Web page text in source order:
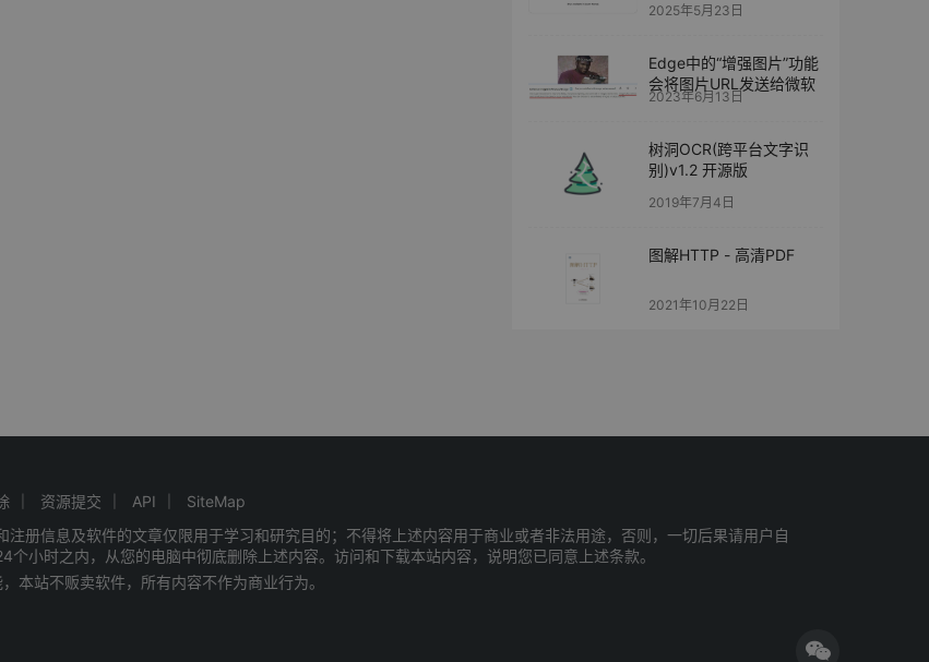
2025年5月23日
Edge中的“增强图片”功能
会将图片URL发送给微软
2023年6月13日
树洞OCR(跨平台文字识
别)v1.2 开源版
2019年7月4日
图解HTTP - 高清PDF
2021年10月22日
资源提交 API
SiteMap
册信息及软件的文章仅限用于学习和研究目的；不得将上述内容用于商业或者非法用途，否则，一切后果请用户自
小时之内，从您的电脑中彻底删除上述内容。访问和下载本站内容，说明您已同意上述条款。
本站不贩卖软件，所有内容不作为商业行为。